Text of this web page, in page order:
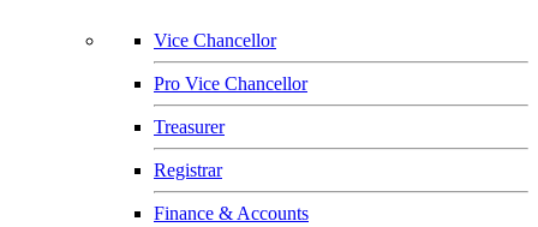
Vice Chancellor
Pro Vice Chancellor
Treasurer
Registrar
Finance & Accounts